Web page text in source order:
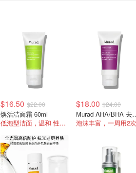
$16.50 $22.00
焕活洁面霜 60ml
低泡型洁面，温和 性价比高！
$18.00 $24.00
Murad